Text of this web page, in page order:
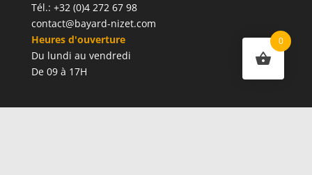
Tél.: +32 (0)4 272 67 98
contact@bayard-nizet.com
Heures d'ouverture
Du lundi au vendredi
De 09 à 17H
0